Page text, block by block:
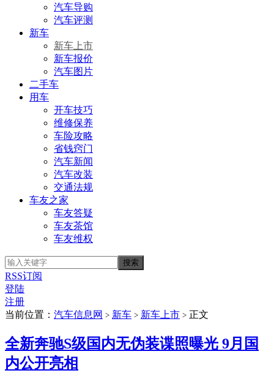
汽车导购
汽车评测
新车
新车上市
新车报价
汽车图片
二手车
用车
开车技巧
维修保养
车险攻略
省钱窍门
汽车新闻
汽车改装
交通法规
车友之家
车友答疑
车友茶馆
车友维权
RSS订阅
登陆
注册
当前位置： 汽车信息网 > 新车 > 新车上市 > 正文
全新奔驰S级国内无伪装谍照曝光 9月国
内公开亮相